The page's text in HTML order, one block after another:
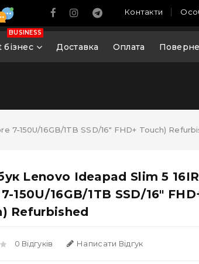
Контакти
BUSINESS
Доставка Оплата
7-150U/16GB/1TB SSD/16" FHD+ Touch)
Lenovo Ideapad Slim 5
150U/16GB/1TB SSD/16"
Refurbished
0 Відгуків Написати Відгук